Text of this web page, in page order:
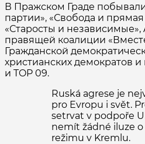
В Пражском Граде
партии», «Свобода и
«Старосты и независимые»,
правящей коалиции
Гражданской
христианских демократов
и TOP 09.
Ruská agrese je
pro Evropu i svět.
setrvat v podpoře
nemít žádné iluze
režimu v Kremlu.